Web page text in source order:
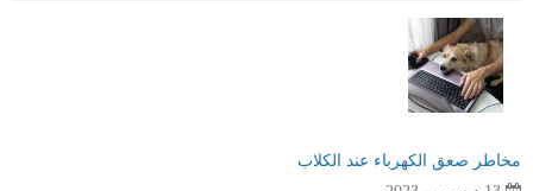
مخاطر صعق الكهرباء عند الكلاب